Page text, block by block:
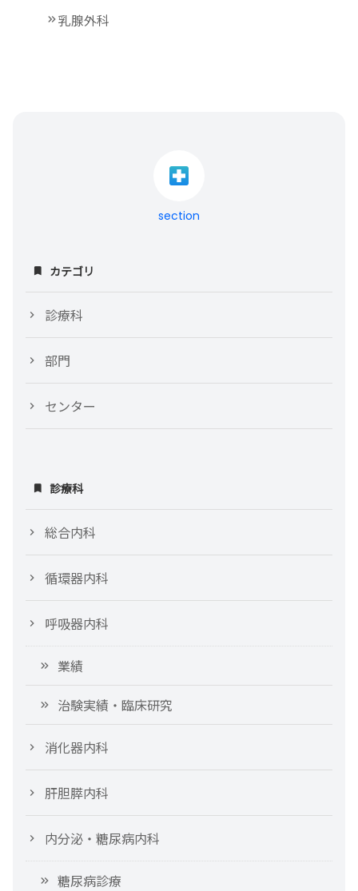
乳腺外科
section
カテゴリ
診療科
部門
センター
診療科
総合内科
循環器内科
呼吸器内科
業績
治験実績・臨床研究
消化器内科
肝胆膵内科
内分泌・糖尿病内科
糖尿病診療